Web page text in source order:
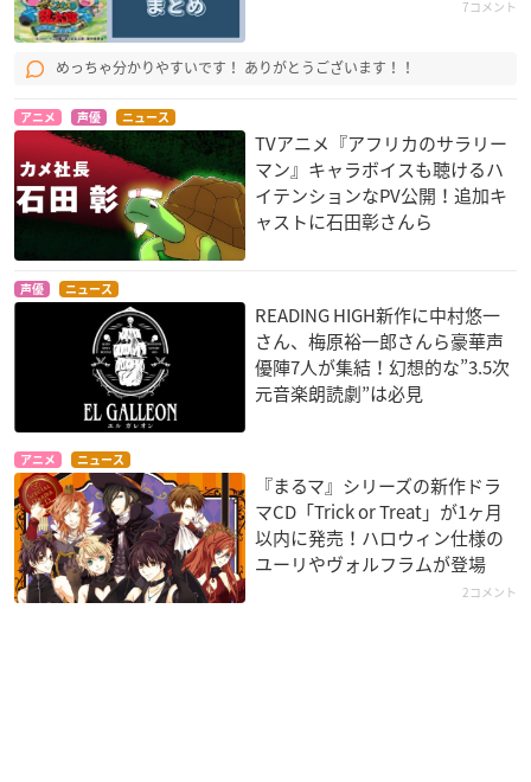
7コメント
めっちゃ分かりやすいです！ ありがとうございます！！
アニメ 声優 ニュース
TVアニメ『アフリカのサラリー
マン』キャラボイスも聴けるハ
イテンションなPV公開！追加キ
ャストに石田彰さんら
声優 ニュース
READING HIGH新作に中村悠一
さん、梅原裕一郎さんら豪華声
優陣7人が集結！幻想的な”3.5次
元音楽朗読劇”は必見
アニメ ニュース
『まるマ』シリーズの新作ドラ
マCD「Trick or Treat」が1ヶ月
以内に発売！ハロウィン仕様の
ユーリやヴォルフラムが登場
2コメント